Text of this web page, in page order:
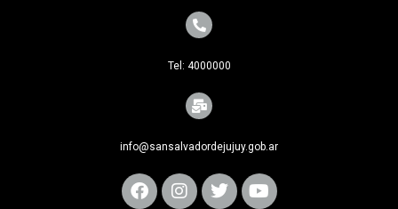
Tel: 4000000
info@sansalvadordejujuy.gob.ar